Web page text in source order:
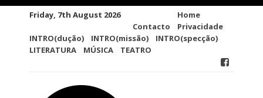
Friday, 7th August 2026
Contacto
Home
Privacidade
INTRO(dução)
INTRO(missão)
INTRO(specção)
LITERATURA
MÚSICA TEATRO